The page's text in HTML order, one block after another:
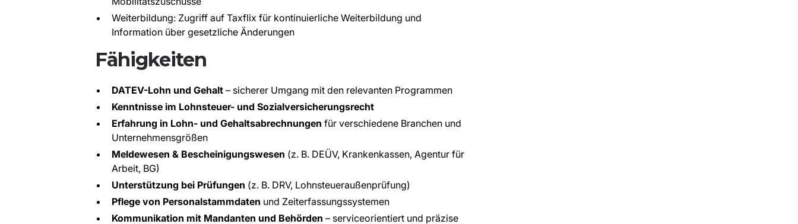
Weiterbildung: Zugriff auf Taxflix für kontinuierliche Weiterbildung und
Information über gesetzliche Änderungen
Fähigkeiten
DATEV-Lohn und Gehalt – sicherer Umgang mit den relevanten Programmen
Kenntnisse im Lohnsteuer- und Sozialversicherungsrecht
Erfahrung in Lohn- und Gehaltsabrechnungen für verschiedene Branchen und
Unternehmensgrößen
Meldewesen & Bescheinigungswesen (z. B. DEÜV, Krankenkassen, Agentur für
Arbeit, BG)
Unterstützung bei Prüfungen (z. B. DRV, Lohnsteueraußenprüfung)
Pflege von Personalstammdaten und Zeiterfassungssystemen
Kommunikation mit Mandanten und Behörden – serviceorientiert und präzise